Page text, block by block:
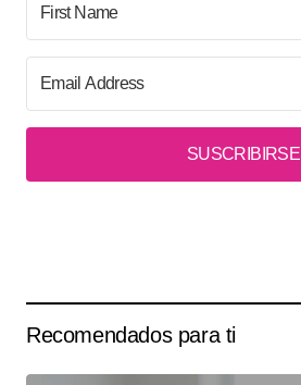
SUSCRIBIRSE
Recomendados para ti